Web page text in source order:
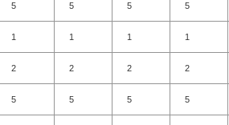
5 5 5 5
1 1 1 1
2 2 2 2
5 5 5 5